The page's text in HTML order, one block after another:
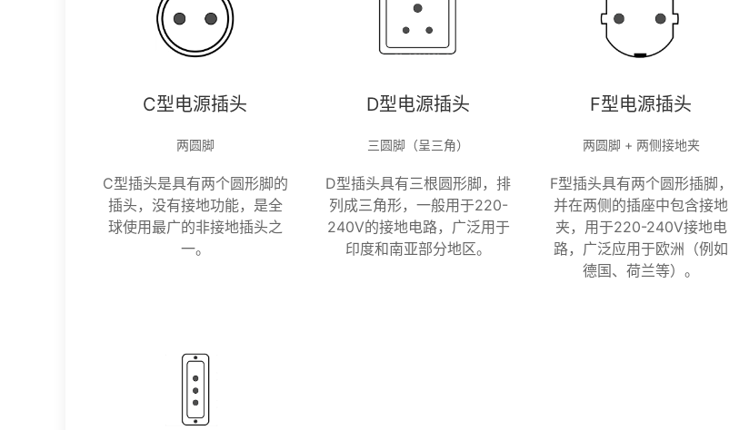
C型电源插头
两圆脚
C型插头是具有两个圆形脚的
插头，没有接地功能，是全
球使用最广的非接地插头之
一。
D型电源插头
三圆脚（呈三角）
D型插头具有三根圆形脚，排
列成三角形，一般用于220-
240V的接地电路，广泛用于
印度和南亚部分地区。
F型电源插头
两圆脚 + 两侧接地夹
F型插头具有两个圆形插脚，
并在两侧的插座中包含接地
夹，用于220-240V接地电
路，广泛应用于欧洲（例如
德国、荷兰等）。